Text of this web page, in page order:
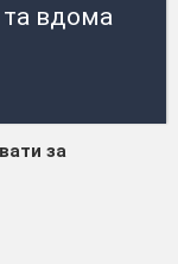
та вдома
за